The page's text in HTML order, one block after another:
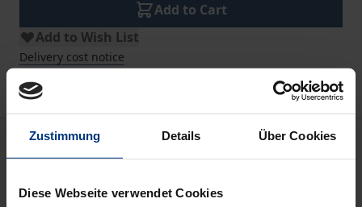
Zustimmung Details Über Cookies
Diese Webseite verwendet Cookies
Add to Cart
Add to Wish List
Delivery cost notice
Bibliographical data
Edition